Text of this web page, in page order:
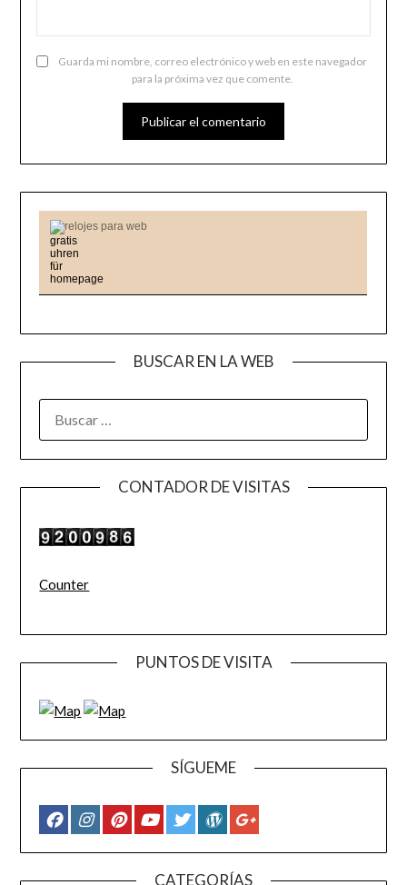
Guarda mi nombre, correo electrónico y web en este navegador
para la próxima vez que comente.
relojes para web
BUSCAR EN LA WEB
CONTADOR DE VISITAS
Counter
PUNTOS DE VISITA
SÍGUEME
CATEGORÍAS